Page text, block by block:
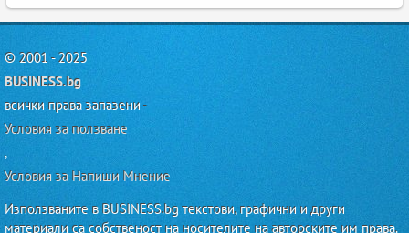
© 2001 - 2025
BUSINESS.bg
всички права запазени -
Условия за ползване
,
Условия за Напиши Мнение
Използваните в BUSINESS.bg текстови, графични и други
материали са собственост на носителите на авторските им права.